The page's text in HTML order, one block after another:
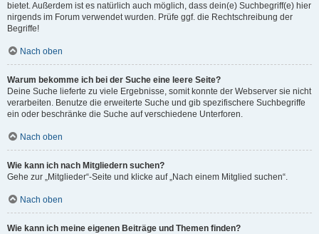
bietet. Außerdem ist es natürlich auch möglich, dass dein(e) Suchbegriff(e) hier
nirgends im Forum verwendet wurden. Prüfe ggf. die Rechtschreibung der
Begriffe!
Nach oben
Warum bekomme ich bei der Suche eine leere Seite?
Deine Suche lieferte zu viele Ergebnisse, somit konnte der Webserver sie nicht
verarbeiten. Benutze die erweiterte Suche und gib spezifischere Suchbegriffe
ein oder beschränke die Suche auf verschiedene Unterforen.
Nach oben
Wie kann ich nach Mitgliedern suchen?
Gehe zur „Mitglieder“-Seite und klicke auf „Nach einem Mitglied suchen“.
Nach oben
Wie kann ich meine eigenen Beiträge und Themen finden?